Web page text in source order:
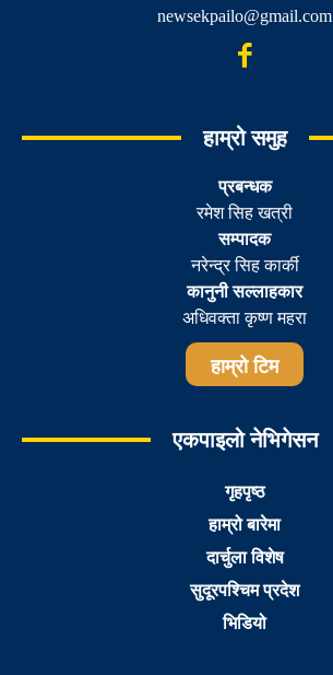
newsekpailo@gmail.com
हाम्रो समुह
प्रबन्धक
रमेश सिह खत्री
सम्पादक
नरेन्द्र सिह कार्की
कानुनी सल्लाहकार
अधिवक्ता कृष्ण महरा
हाम्रो टिम
एकपाइलो नेभिगेसन
गृहपृष्ठ
हाम्रो बारेमा
दार्चुला विशेष
सुदूरपश्चिम प्रदेश
भिडियो